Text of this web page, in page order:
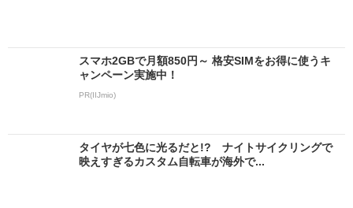
スマホ2GBで月額850円～ 格安SIMをお得に使うキ
ャンペーン実施中！
PR(IIJmio)
タイヤが七色に光るだと!? ナイトサイクリングで
映えすぎるカスタム自転車が海外で...